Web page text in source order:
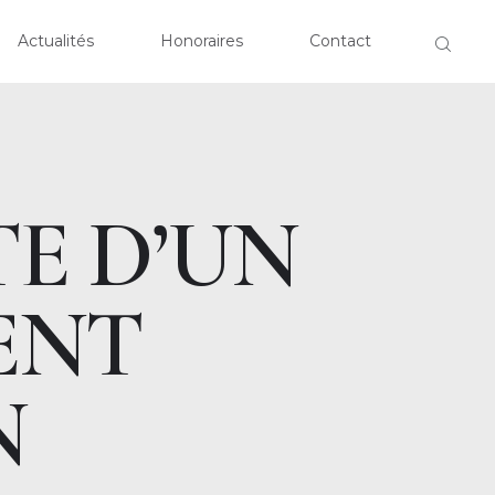
Actualités Honoraires Contact
D’UN
CLOSE